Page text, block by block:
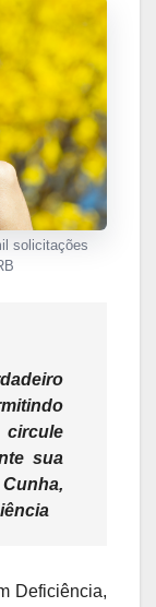
solicitações
circule
sua
Deficiência,